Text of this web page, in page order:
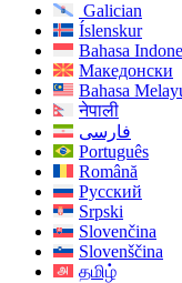
Galician
Íslenskur
Bahasa
Македонски
Bahasa
नेपाली
فارسی
Português
Română
Русский
Srpski
Slovenčina
Slovenščina
தமிழ்